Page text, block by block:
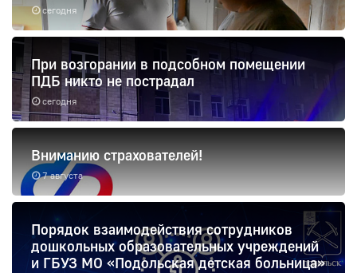
сегодня
сегодня
При возгорании в подсобном помещении
ПДБ никто не пострадал
7 августа
Вниманию страхователей!
Порядок взаимодействия сотрудников
дошкольных образовательных учреждений
и ГБУЗ МО «Подольская детская больница»